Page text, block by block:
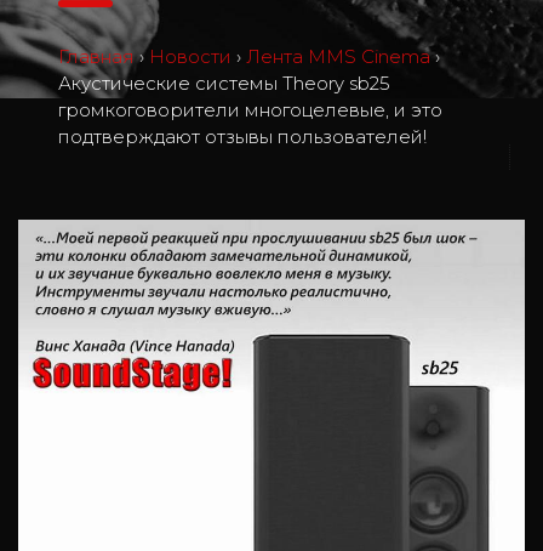
Главная › Новости › Лента MMS Cinema ›
Акустические системы Theory sb25
громкоговорители многоцелевые, и это
подтверждают отзывы пользователей!